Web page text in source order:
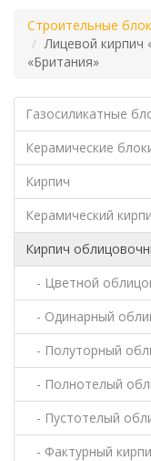
Строительные
Лицевой кирпич
«Британия»
Газосиликатные
Керамические
Кирпич
Керамический
Кирпич
- Цветной
- Одинарный
- Полуторный
- Полнотелый
- Пустотелый
- Фактурный